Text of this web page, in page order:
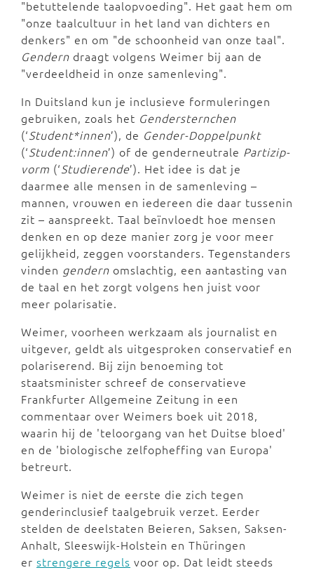
"betuttelende taalopvoeding". Het gaat hem om
"onze taalcultuur in het land van dichters en
denkers" en om "de schoonheid van onze taal".
Gendern draagt volgens Weimer bij aan de
"verdeeldheid in onze samenleving".
In Duitsland kun je inclusieve formuleringen
gebruiken, zoals het Gendersternchen
(‘Student*innen’), de Gender-Doppelpunkt
(‘Student:innen’) of de genderneutrale Partizip-
vorm (‘Studierende’). Het idee is dat je
daarmee alle mensen in de samenleving –
mannen, vrouwen en iedereen die daar tussenin
zit – aanspreekt. Taal beïnvloedt hoe mensen
denken en op deze manier zorg je voor meer
gelijkheid, zeggen voorstanders. Tegenstanders
vinden gendern omslachtig, een aantasting van
de taal en het zorgt volgens hen juist voor
meer polarisatie.
Weimer, voorheen werkzaam als journalist en
uitgever, geldt als uitgesproken conservatief en
polariserend. Bij zijn benoeming tot
staatsminister schreef de conservatieve
Frankfurter Allgemeine Zeitung in een
commentaar over Weimers boek uit 2018,
waarin hij de 'teloorgang van het Duitse bloed'
en de 'biologische zelfopheffing van Europa'
betreurt.
Weimer is niet de eerste die zich tegen
genderinclusief taalgebruik verzet. Eerder
stelden de deelstaten Beieren, Saksen, Saksen-
Anhalt, Sleeswijk-Holstein en Thüringen
er strengere regels voor op. Dat leidt steeds